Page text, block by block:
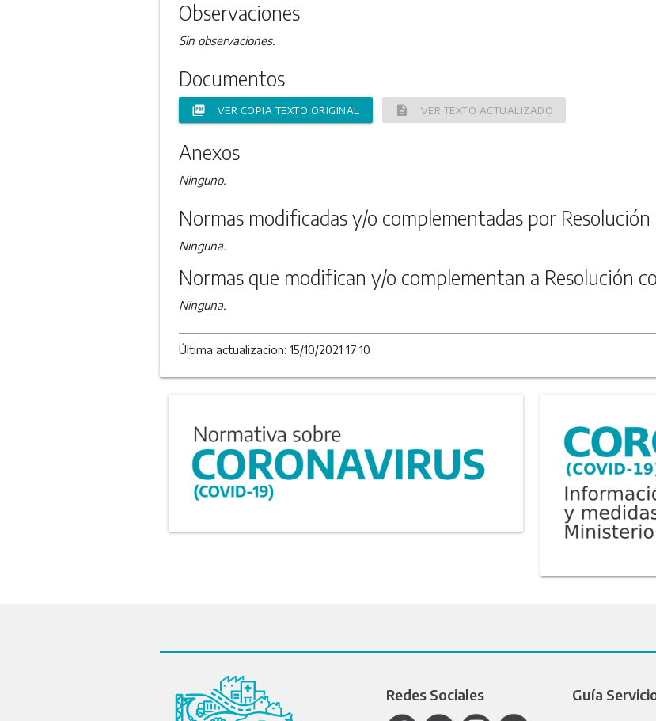
Observaciones
Sin observaciones.
Documentos
picture_as_pdf VER COPIA TEXTO ORIGINAL description VER TEXTO ACTUALIZADO
Anexos
Ninguno.
Normas modificadas y/o complementadas por
Ninguna.
Normas que modifican y/o complementan a Resolución
Ninguna.
Última actualizacion: 15/10/2021 17:10
Redes Sociales Guía